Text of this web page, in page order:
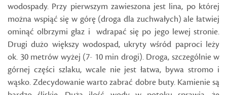
wodospady. Przy pierwszym zawieszona jest lina, po której
można wspiąć się w górę (droga dla zuchwałych) ale łatwiej
ominąć olbrzymi głaz i wdrapać się po jego lewej stronie.
Drugi dużo większy wodospad, ukryty wśród paproci leży
ok. 30 metrów wyżej (7- 10 min drogi). Droga, szczególnie w
górnej części szlaku, wcale nie jest łatwa, bywa stromo i
wąsko. Zdecydowanie warto zabrać dobre buty. Kamienie są